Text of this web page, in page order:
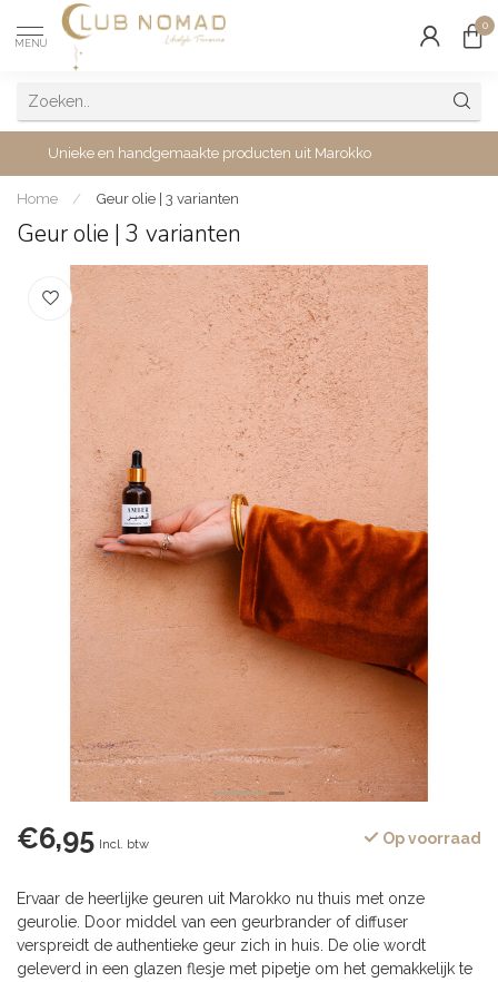
MENU
0
Unieke en handgemaakte producten uit Marokko
Home / Geur olie | 3 varianten
Geur olie | 3 varianten
€6,95 Incl. btw Op voorraad
Ervaar de heerlijke geuren uit Marokko nu thuis met onze
geurolie. Door middel van een geurbrander of diffuser
verspreidt de authentieke geur zich in huis. De olie wordt
geleverd in een glazen flesje met pipetje om het gemakkelijk te